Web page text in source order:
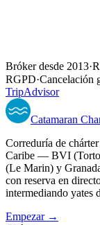
Bróker desde 2013·
RGPD·Cancelación
TripAdvisor
Catamaran
Correduría de
Caribe — BVI
(Le Marin) y
con reserva en
intermediando yates
Empezar →